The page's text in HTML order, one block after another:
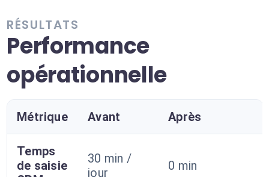
RÉSULTATS
Performance
opérationnelle
Métrique Avant Après
Temps
de saisie
30 min /
jour
0 min